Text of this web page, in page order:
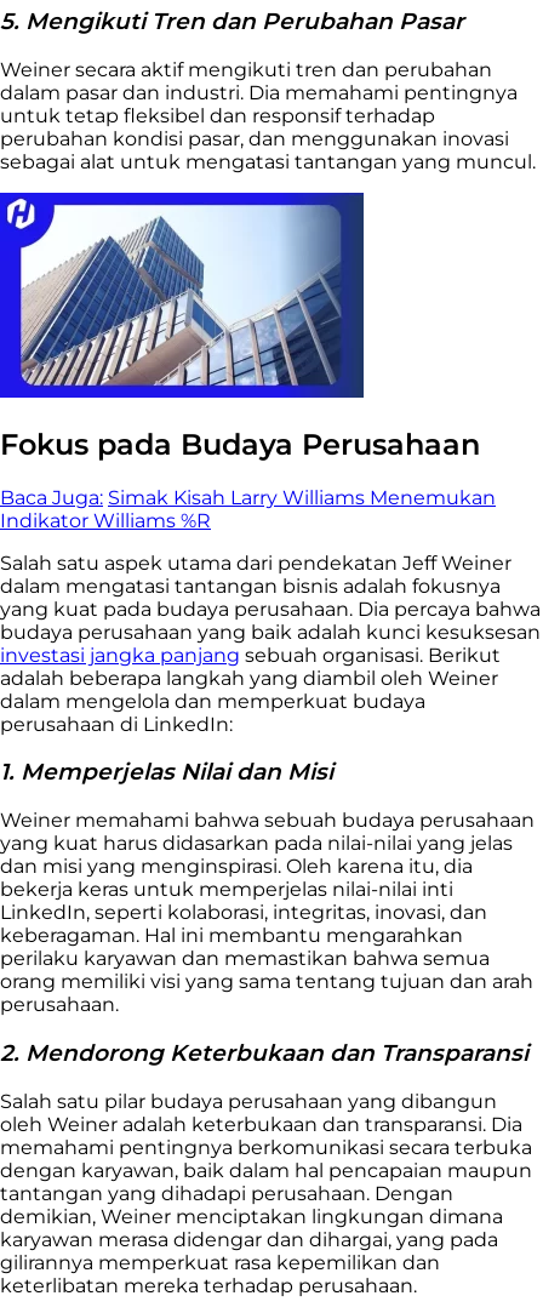
5. Mengikuti Tren dan Perubahan Pasar
Weiner secara aktif mengikuti tren dan perubahan
dalam pasar dan industri. Dia memahami pentingnya
untuk tetap fleksibel dan responsif terhadap
perubahan kondisi pasar, dan menggunakan inovasi
sebagai alat untuk mengatasi tantangan yang muncul.
Fokus pada Budaya Perusahaan
Baca Juga: Simak Kisah Larry Williams Menemukan
Indikator Williams %R
Salah satu aspek utama dari pendekatan Jeff Weiner
dalam mengatasi tantangan bisnis adalah fokusnya
yang kuat pada budaya perusahaan. Dia percaya bahwa
budaya perusahaan yang baik adalah kunci kesuksesan
investasi jangka panjang sebuah organisasi. Berikut
adalah beberapa langkah yang diambil oleh Weiner
dalam mengelola dan memperkuat budaya
perusahaan di LinkedIn:
1. Memperjelas Nilai dan Misi
Weiner memahami bahwa sebuah budaya perusahaan
yang kuat harus didasarkan pada nilai-nilai yang jelas
dan misi yang menginspirasi. Oleh karena itu, dia
bekerja keras untuk memperjelas nilai-nilai inti
LinkedIn, seperti kolaborasi, integritas, inovasi, dan
keberagaman. Hal ini membantu mengarahkan
perilaku karyawan dan memastikan bahwa semua
orang memiliki visi yang sama tentang tujuan dan arah
perusahaan.
2. Mendorong Keterbukaan dan Transparansi
Salah satu pilar budaya perusahaan yang dibangun
oleh Weiner adalah keterbukaan dan transparansi. Dia
memahami pentingnya berkomunikasi secara terbuka
dengan karyawan, baik dalam hal pencapaian maupun
tantangan yang dihadapi perusahaan. Dengan
demikian, Weiner menciptakan lingkungan dimana
karyawan merasa didengar dan dihargai, yang pada
gilirannya memperkuat rasa kepemilikan dan
keterlibatan mereka terhadap perusahaan.